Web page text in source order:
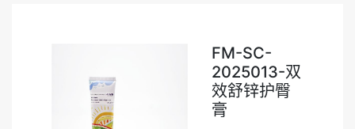
FM-SC-
2025013-双
效舒锌护臀
膏